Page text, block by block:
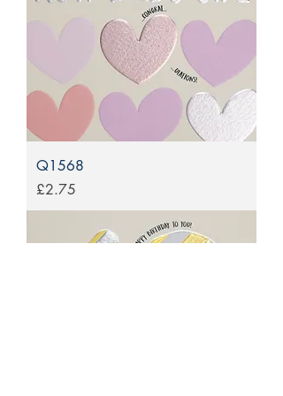
Q1568
Price
£2.75